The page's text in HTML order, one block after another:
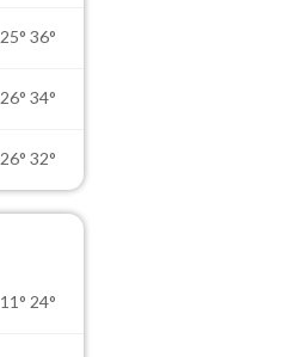
25° 36°
26° 34°
26° 32°
11° 24°